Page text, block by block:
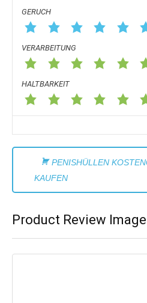
GERUCH
VERARBEITUNG
HALTBARKEIT
PENISHÜLLEN
KAUFEN
Product Review Image